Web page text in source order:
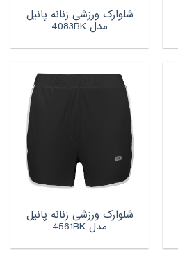
شلوارک ورزشی زنانه پانیل
مدل 4083BK
شلوارک ورزشی زنانه پانیل
مدل 4561BK